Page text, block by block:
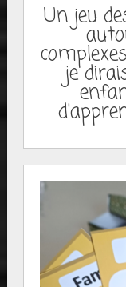
Un jeu
je